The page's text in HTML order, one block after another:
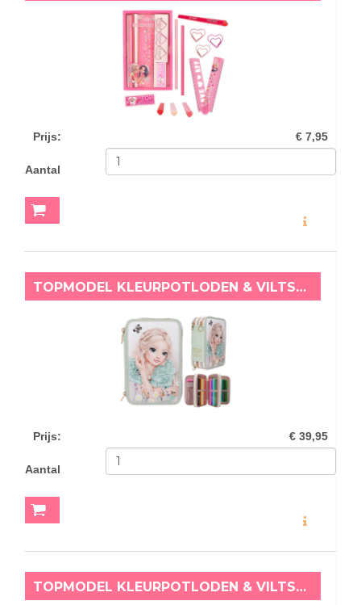
Prijs: € 7,95
Aantal
TOPMODEL KLEURPOTLODEN & VILTSTIFTEN ETUI SUMMER FEELING JUNE
Prijs: € 39,95
Aantal
TOPMODEL KLEURPOTLODEN & VILTSTIFTEN ETUI WOLF